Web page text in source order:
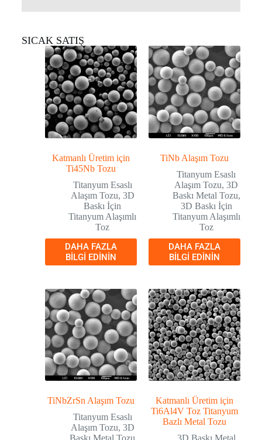
SICAK SATIŞ
Katmanlı Üretim için
Ti45Nb Tozu
Titanyum Esaslı
Alaşım Tozu, 3D
Baskı İçin
Titanyum Alaşımlı
Toz
DAHA FAZLA
BILGI EDININ
TiNb Alaşım Tozu
Titanyum Esaslı
Alaşım Tozu,3D
Baskı Metal Tozu,
3D Baskı İçin
Titanyum Alaşımlı
Toz
DAHA FAZLA
BILGI EDININ
TiNbZrSn Alaşım Tozu
Titanyum Esaslı
Alaşım Tozu, 3D
Baskı Metal Tozu
Katmanlı Üretim için
Ti6Al4V Toz Titanyum
Bazlı Metal Tozu
3D Baskı Metal